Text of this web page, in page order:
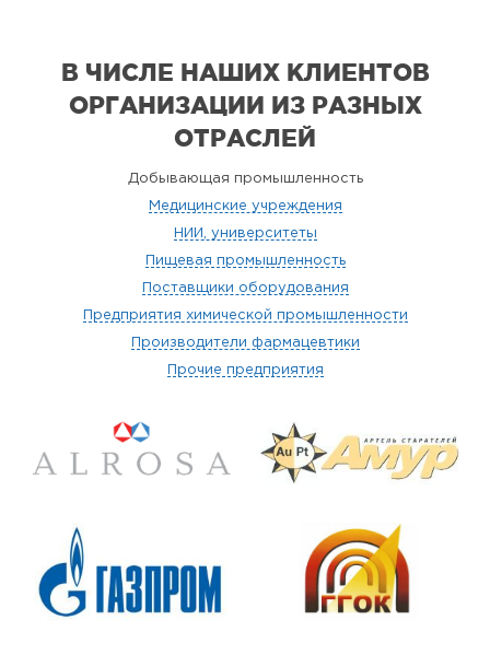
В ЧИСЛЕ НАШИХ КЛИЕНТОВ
ОРГАНИЗАЦИИ ИЗ РАЗНЫХ
ОТРАСЛЕЙ
Добывающая промышленность
Медицинские учреждения
НИИ, университеты
Пищевая промышленность
Поставщики оборудования
Предприятия химической промышленности
Производители фармацевтики
Прочие предприятия